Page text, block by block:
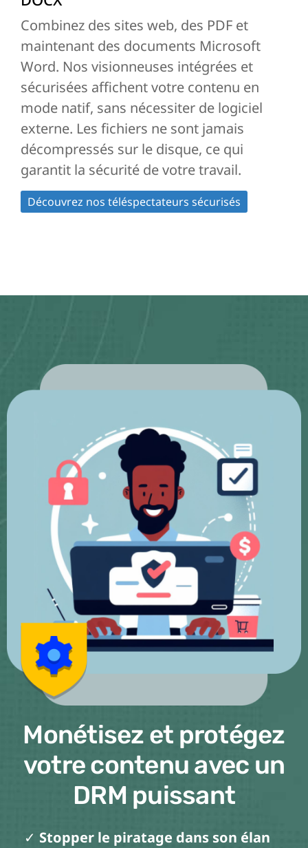
Combinez des sites web, des PDF et
maintenant des documents Microsoft
Word. Nos visionneuses intégrées et
sécurisées affichent votre contenu en
mode natif, sans nécessiter de logiciel
externe. Les fichiers ne sont jamais
décompressés sur le disque, ce qui
garantit la sécurité de votre travail.
Découvrez nos téléspectateurs sécurisés
Monétisez et protégez
votre contenu avec un
DRM puissant
✓ Stopper le piratage dans son élan